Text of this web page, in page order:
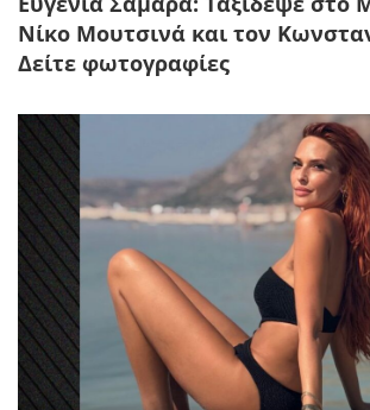
Νίκο Μουτσινά και τον
Δείτε φωτογραφίες